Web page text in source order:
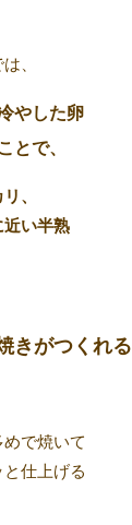
、
やした卵
とで、
、
近い半熟
きがつくれる
で焼いて
仕上げる